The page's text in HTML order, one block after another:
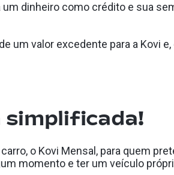
dinheiro como crédito e sua
um valor excedente para a Kovi
o Kovi Mensal, para quem
momento e ter um veículo